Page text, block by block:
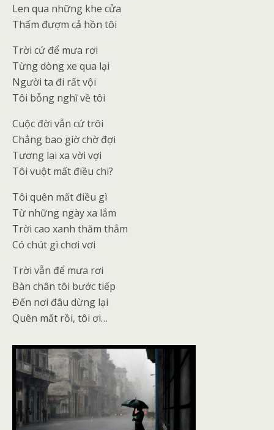
Len qua những khe cửa
Thấm đượm cả hồn tôi
Trời cứ để mưa rơi
Từng dòng xe qua lại
Người ta đi rất vội
Tôi bỗng nghĩ về tôi
Cuộc đời vẫn cứ trôi
Chẳng bao giờ chờ đợi
Tương lai xa vời vợi
Tôi vuột mất điều chi?
Tôi quên mất điều gì
Từ những ngày xa lắm
Trời cao xanh thăm thẳm
Có chút gì chơi vơi
Trời vẫn để mưa rơi
Bàn chân tôi bước tiếp
Đến nơi đâu dừng lại
Quên mất rồi, tôi ơi…